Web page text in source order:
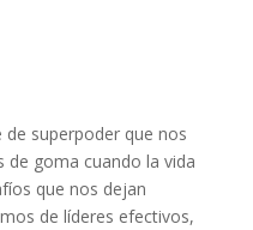
superpoder que nos
goma cuando la vida
que nos dejan
de líderes efectivos,